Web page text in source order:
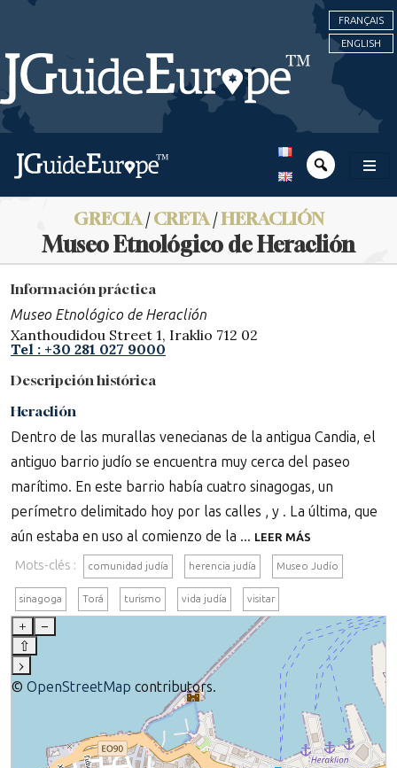
FRANÇAIS
ENGLISH
GRECIA/CRETA/HERACLIÓN
Museo Etnológico de Heraclión
Información práctica
Museo Etnológico de Heraclión
Xanthoudidou Street 1, Iraklio 712 02
Tel : +30 281 027 9000
Descripción histórica
Heraclión
Dentro de las murallas venecianas de la antigua Candia, el
antiguo barrio judío se encuentra muy cerca del paseo
marítimo. En este barrio había cuatro sinagogas, un
perímetro delimitado hoy por las calles , y . La última, que
aún estaba en uso al comienzo de la ... LEER MÁS
Mots-clés : comunidad judía herencia judía Museo Judío
sinagoga Torá turismo vida judía visitar
+
–
⇧
›
© OpenStreetMap contributors.